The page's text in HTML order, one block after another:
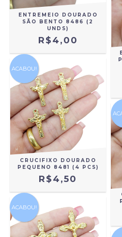
ENTREMEIO DOURADO
SÃO BENTO 8486 (2
UNDS)
R$4,00
ACABOU!
CRUCIFIXO DOURADO
PEQUENO 8481 (4 PCS)
R$4,50
ACABOU!